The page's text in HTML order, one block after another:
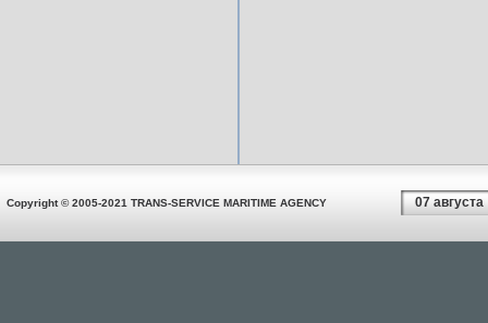
Copyright © 2005-2021 TRANS-SERVICE MARITIME AGENCY 07 августа